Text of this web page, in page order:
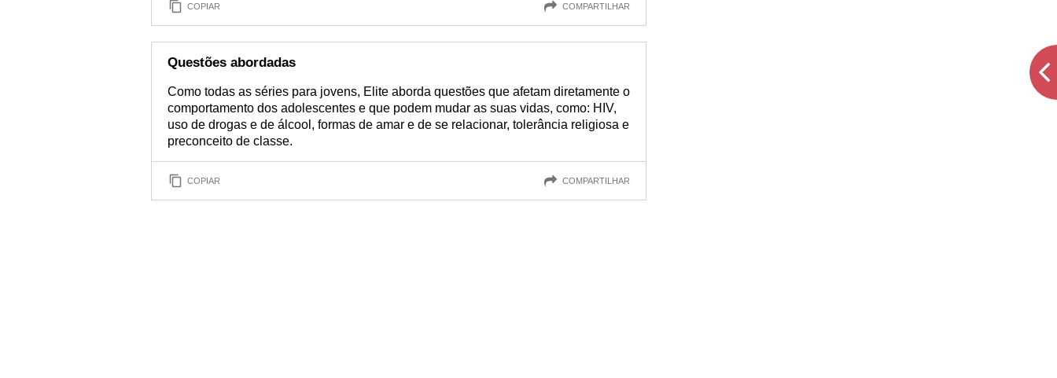
COPIAR COMPARTILHAR
Questões abordadas
Como todas as séries para jovens, Elite aborda questões que afetam diretamente o
comportamento dos adolescentes e que podem mudar as suas vidas, como: HIV,
uso de drogas e de álcool, formas de amar e de se relacionar, tolerância religiosa e
preconceito de classe.
COPIAR COMPARTILHAR